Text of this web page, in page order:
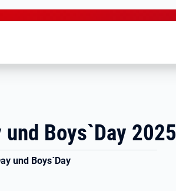
Boys`Day 2025
und Boys`Day